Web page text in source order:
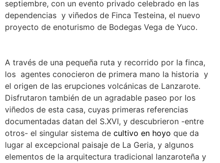
septiembre, con un evento privado celebrado en las
dependencias y viñedos de Finca Testeina, el nuevo
proyecto de enoturismo de Bodegas Vega de Yuco.
A través de una pequeña ruta y recorrido por la finca,
los agentes conocieron de primera mano la historia y
el origen de las erupciones volcánicas de Lanzarote.
Disfrutaron también de un agradable paseo por los
viñedos de esta casa, cuyas primeras referencias
documentadas datan del S.XVI, y descubrieron -entre
otros- el singular sistema de cultivo en hoyo que da
lugar al excepcional paisaje de La Geria, y algunos
elementos de la arquitectura tradicional lanzaroteña y